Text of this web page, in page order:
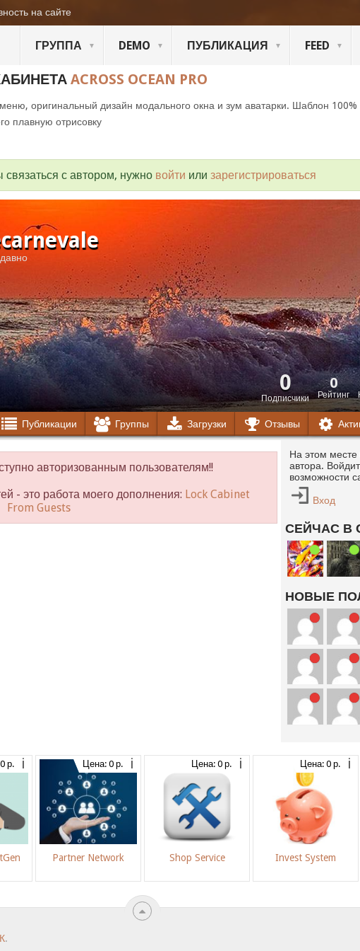
ГРУППА DEMO ПУБЛИКАЦИЯ FEED
ACROSS OCEAN PRO
оригинальный дизайн модального окна и зум аватарки. Шаблон
плавную отрисовку
связаться с автором, нужно войти или зарегистрироваться
Подписчики
0 Рейтинг
0
Публикации Группы Загрузки Отзывы
авторизованным пользователям!!
- это работа моего дополнения: Lock Cabinet
From Guests
На этом
автора.
возможности
Вход
СЕЙЧАС В
НОВЫЕ
р. Цена: 0 р.
Partner Network
Цена: 0 р.
Shop Service
Цена: 0 р.
Invest System
.
на сайте